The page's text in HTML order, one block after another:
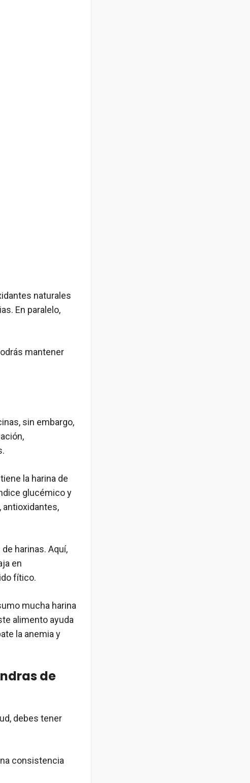
naturales
En paralelo,
mantener
sin embargo,
la harina de
glucémico y
antioxidantes,
harinas. Aquí,
en
fítico.
mucha harina
alimento ayuda
la anemia y
de
debes tener
consistencia